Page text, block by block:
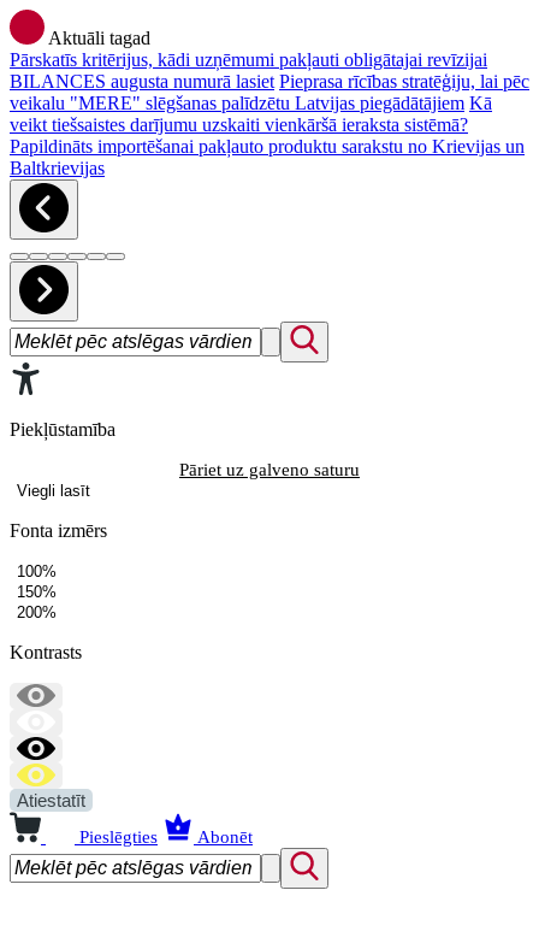
Aktuāli tagad
Pārskatīs kritērijus, kādi uzņēmumi pakļauti obligātajai revīzijai
BILANCES augusta numurā lasiet Pieprasa rīcības stratēģiju, lai pēc
veikalu "MERE" slēgšanas palīdzētu Latvijas piegādātājiem Kā
veikt tiešsaistes darījumu uzskaiti vienkāršā ieraksta sistēmā?
Papildināts importēšanai pakļauto produktu sarakstu no Krievijas un
Baltkrievijas
Piekļūstamība
Pāriet uz galveno saturu
Viegli lasīt
Fonta izmērs
100%
150%
200%
Kontrasts
Atiestatīt
Pieslēgties Abonēt